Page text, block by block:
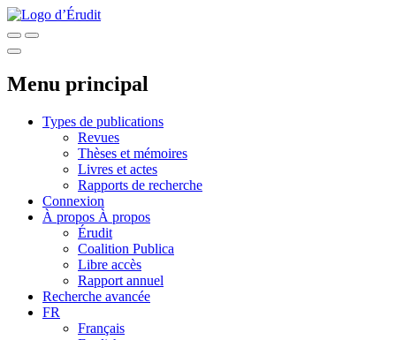
Menu principal
Types de publications
Revues
Thèses et mémoires
Livres et actes
Rapports de recherche
Connexion
À propos À propos
Érudit
Coalition Publica
Libre accès
Rapport annuel
Recherche avancée
FR
Français